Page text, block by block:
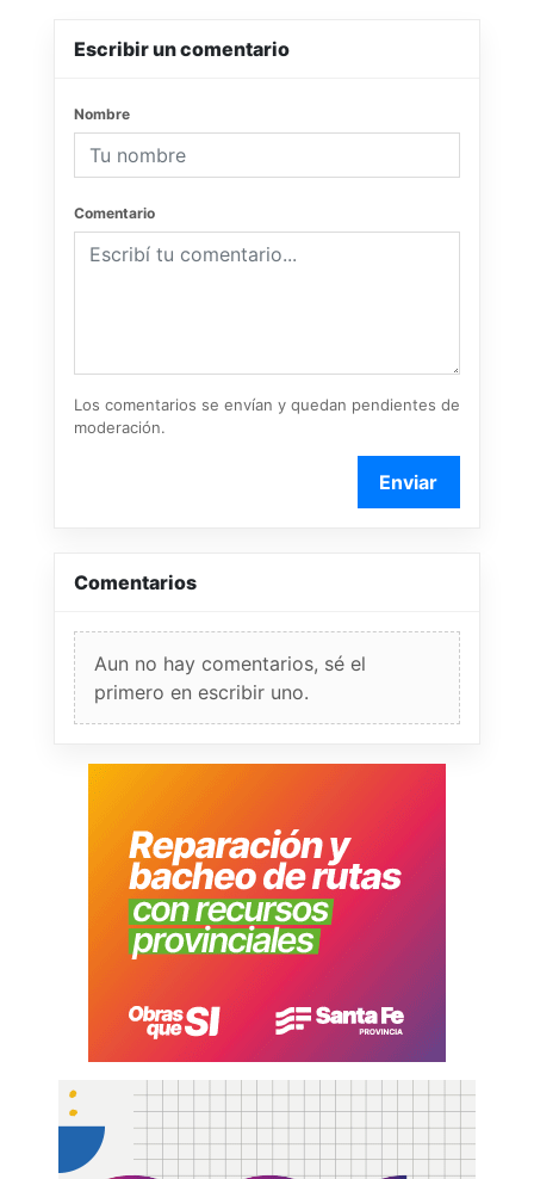
Escribir un comentario
Nombre
Comentario
Los comentarios se envían y quedan pendientes de
moderación.
Enviar
Comentarios
Aun no hay comentarios, sé el
primero en escribir uno.